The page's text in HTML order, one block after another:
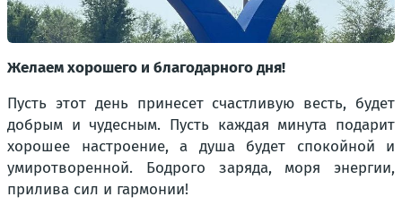
Желаем хорошего и благодарного дня!
Пусть этот день принесет счастливую весть, будет
добрым и чудесным. Пусть каждая минута подарит
хорошее настроение, а душа будет спокойной и
умиротворенной. Бодрого заряда, моря энергии,
прилива сил и гармонии!